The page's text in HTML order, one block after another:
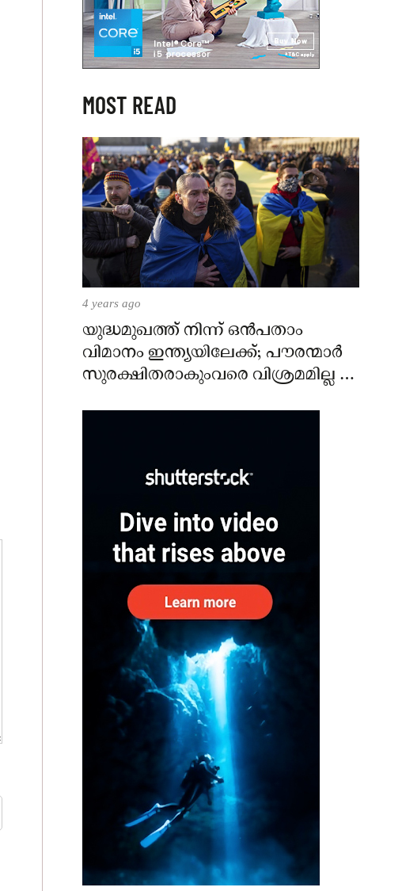
MOST READ
4 years ago
യുദ്ധമുഖത്ത് നിന്ന് ഒൻപതാം
വിമാനം ഇന്ത്യയിലേക്ക്; പൗരന്മാർ
സുരക്ഷിതരാകുംവരെ വിശ്രമമില്ല –